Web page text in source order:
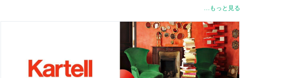
能及び美しい外観を革新することに尽力してきたカルテルの基礎です。カルテルのプラ
スチックは、実用的かつ機能的な面に加えて、魅力と貴重さを兼ね備え、一般的なプラ
スチック製品の捉え方を、単なる機能的な物から真に贅沢な一品へと根本的に変えまし
た。近年では、地球環境にやさしいバイオプラスチックなどの新素材を用いたり、A.I.
（人工知能）にデザインをさせたりと、常に人々を驚かせるようなプロダクト開発を展
開しています。 フィリップ・スタルク、ヴィコ・マジストレッティ、パトリシア・ウル
キオラ、マルセル・ワンダース、ピエロ・リッソーニ、吉岡徳仁など、国際的な一流デ
…もっと見る